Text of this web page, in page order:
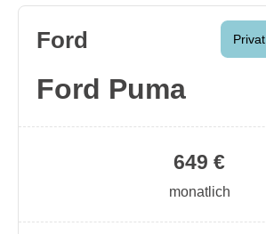
Privat
Ford
Ford Puma
649 €
monatlich